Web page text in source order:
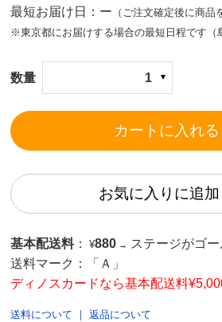
最短お届け日：ー （ご注文確定後に商品
※東京都にお届けする場合の最短日程です（
数量 1
カートに入れる
お気に入りに追加
基本配送料 ： ¥880 → ステージがゴ
送料マーク：
「Ａ」
ディノスカードなら基本配送料
送料について ｜返品について